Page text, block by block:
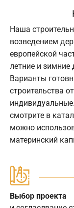
Наша
возведением
европейской
летние и зимние
Варианты
строительства
смотрите в
можно
материнский
Выбор проекта